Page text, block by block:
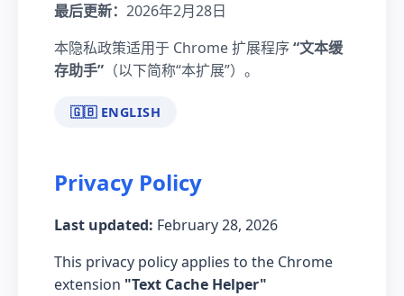
最后更新： 2026年2月28日
本隐私政策适用于 Chrome 扩展程序“文本缓
存助手” （以下简称“本扩展”）。
🇬🇧 ENGLISH
Privacy Policy
Last updated: February 28, 2026
This privacy policy applies to the Chrome
extension "Text Cache Helper"